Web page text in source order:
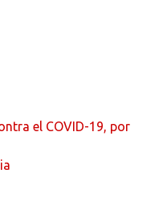
el COVID-19, por